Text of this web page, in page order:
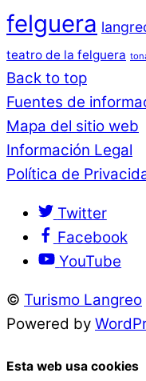
felguera
teatro de la felguera
Back to top
Fuentes de
Mapa del sitio web
Información Legal
Política de
Twitter
Facebook
YouTube
© Turismo Langreo
Powered by
Esta web usa cookies